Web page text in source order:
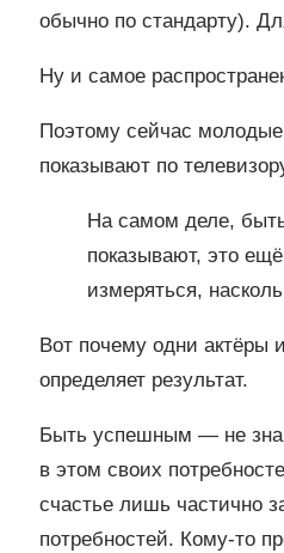
обычно по стандарту).
Ну и самое
Поэтому сейчас
показывают по
На самом деле,
показывают, это
измеряться,
Вот почему одни актёры
определяет результат.
Быть успешным — не
в этом своих
счастье лишь частично
потребностей. Кому-то